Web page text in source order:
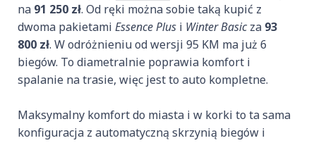
na 91 250 zł. Od ręki można sobie taką kupić z
dwoma pakietami Essence Plus i Winter Basicza 93
800 zł. W odróżnieniu od wersji 95 KM ma już 6
biegów. To diametralnie poprawia komfort i
spalanie na trasie, więc jest to auto kompletne.
Maksymalny komfort do miasta i w korki to ta sama
konfiguracja z automatyczną skrzynią biegów i